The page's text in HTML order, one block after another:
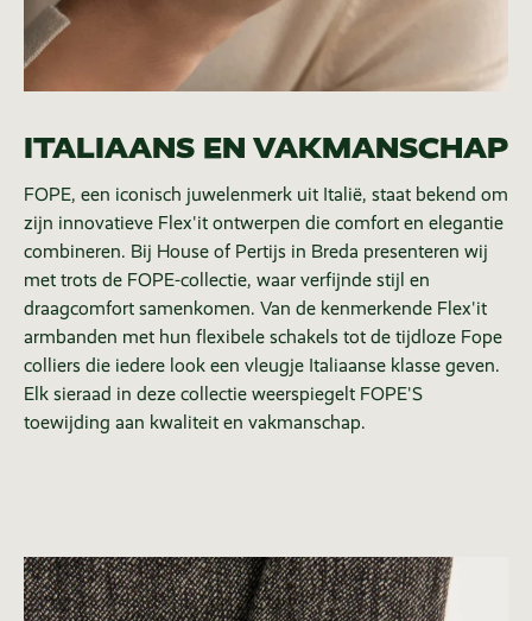
ITALIAANS EN VAKMANSCHAP
FOPE, een iconisch juwelenmerk uit Italië, staat bekend om
zijn innovatieve Flex'it ontwerpen die comfort en elegantie
combineren. Bij House of Pertijs in Breda presenteren wij
met trots de FOPE-collectie, waar verfijnde stijl en
draagcomfort samenkomen. Van de kenmerkende Flex'it
armbanden met hun flexibele schakels tot de tijdloze Fope
colliers die iedere look een vleugje Italiaanse klasse geven.
Elk sieraad in deze collectie weerspiegelt FOPE'S
toewijding aan kwaliteit en vakmanschap.